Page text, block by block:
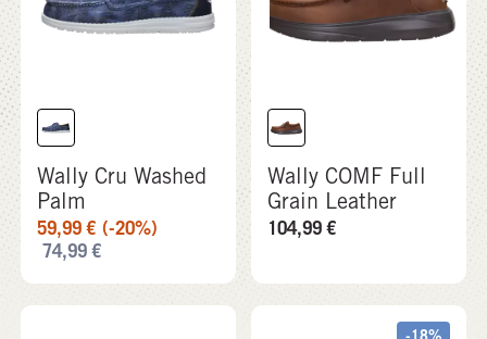
Wally Cru Washed
Palm
59,99€ (-20%)
74,99€
Wally COMF Full
Grain Leather
104,99€
-18%